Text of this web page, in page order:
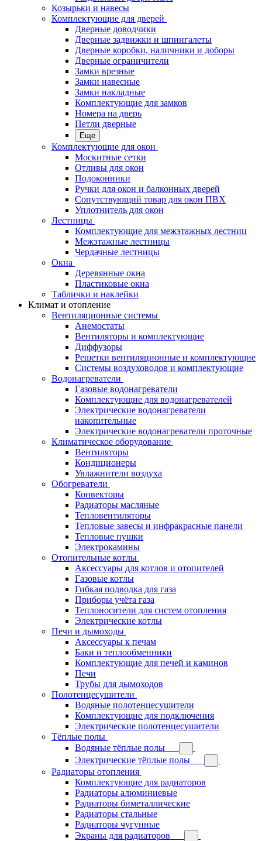
Козырьки и навесы
Комплектующие для дверей
Дверные доводчики
Дверные задвижки и шпингалеты
Дверные коробки, наличники и доборы
Дверные ограничители
Замки врезные
Замки навесные
Замки накладные
Комплектующие для замков
Номера на дверь
Петли дверные
Еще
Комплектующие для окон
Москитные сетки
Отливы для окон
Подоконники
Ручки для окон и балконных дверей
Сопутствующий товар для окон ПВХ
Уплотнитель для окон
Лестницы
Комплектующие для межэтажных лестниц
Межэтажные лестницы
Чердачные лестницы
Окна
Деревянные окна
Пластиковые окна
Таблички и наклейки
Климат и отопление
Вентиляционные системы
Анемостаты
Вентиляторы и комплектующие
Диффузоры
Решетки вентиляционные и комплектующие
Системы воздуховодов и комплектующие
Водонагреватели
Газовые водонагреватели
Комплектующие для водонагревателей
Электрические водонагреватели
накопительные
Электрические водонагреватели проточные
Климатическое оборудование
Вентиляторы
Кондиционеры
Увлажнители воздуха
Обогреватели
Конвекторы
Радиаторы масляные
Тепловентиляторы
Тепловые завесы и инфракрасные панели
Тепловые пушки
Электрокамины
Отопительные котлы
Аксессуары для котлов и отопителей
Газовые котлы
Гибкая подводка для газа
Приборы учёта газа
Теплоносители для систем отопления
Электрические котлы
Печи и дымоходы
Аксессуары к печам
Баки и теплообменники
Комплектующие для печей и каминов
Печи
Трубы для дымоходов
Полотенцесушители
Водяные полотенцесушители
Комплектующие для подключения
Электрические полотенцесушители
Тёплые полы
Водяные тёплые полы
Электрические тёплые полы
Радиаторы отопления
Комплектующие для радиаторов
Радиаторы алюминиевые
Радиаторы биметаллические
Радиаторы стальные
Радиаторы чугунные
Экраны для радиаторов